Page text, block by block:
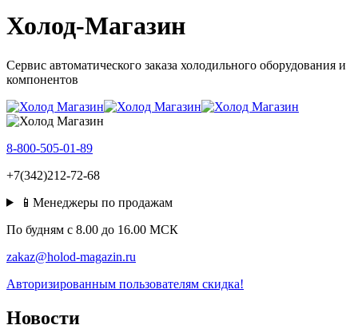
Холод-Магазин
Сервис автоматического заказа холодильного оборудования и
компонентов
8-800-505-01-89
+7(342)212-72-68
📱Менеджеры по продажам
По будням c 8.00 до 16.00 МСК
zakaz@holod-magazin.ru
Авторизированным пользователям скидка!
Новости